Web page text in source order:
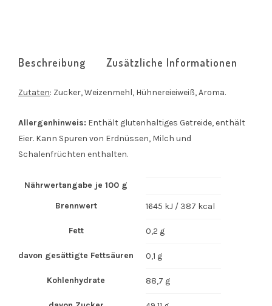
Beschreibung Zusätzliche Informationen
Zutaten: Zucker, Weizenmehl, Hühnereieiweiß, Aroma.
Allergenhinweis: Enthält glutenhaltiges Getreide, enthält
Eier. Kann Spuren von Erdnüssen, Milch und
Schalenfrüchten enthalten.
Nährwertangabe je 100 g
Brennwert
1645 kJ / 387 kcal
Fett 0,2 g
davon gesättigte Fettsäuren 0,1 g
Kohlenhydrate 88,7 g